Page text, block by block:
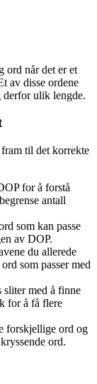
ord når det er et
av disse ordene
derfor ulik lengde.
til det korrekte
for å forstå
antall
som kan passe
av DOP.
du allerede
som passer med
sliter med å finne
for å få flere
forskjellige ord og
ord.